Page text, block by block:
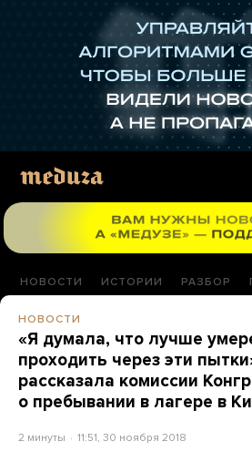
НОВОСТИ ИСТОРИИ РАЗБОР
НОВОСТИ
«Я думала, что лучше
проходить через эти
рассказала комиссии
о пребывании в лагере в
2 минуты 11:51, 30 ноября 2018